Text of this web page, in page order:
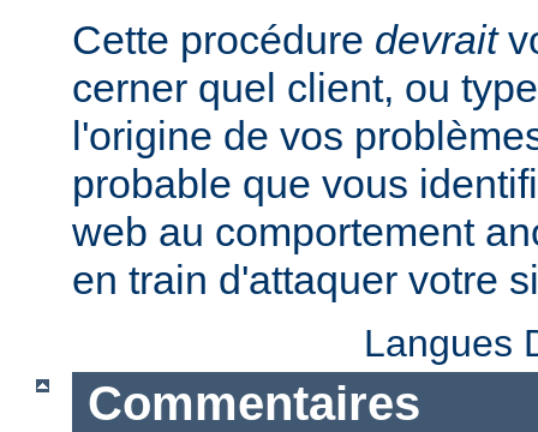
Cette procédure devrait
cerner quel client, ou
l'origine de vos
probable que vous
web au comportement
en train d'attaquer votre
Langues
Commentaires